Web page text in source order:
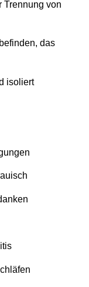
Trennung von
das
isoliert